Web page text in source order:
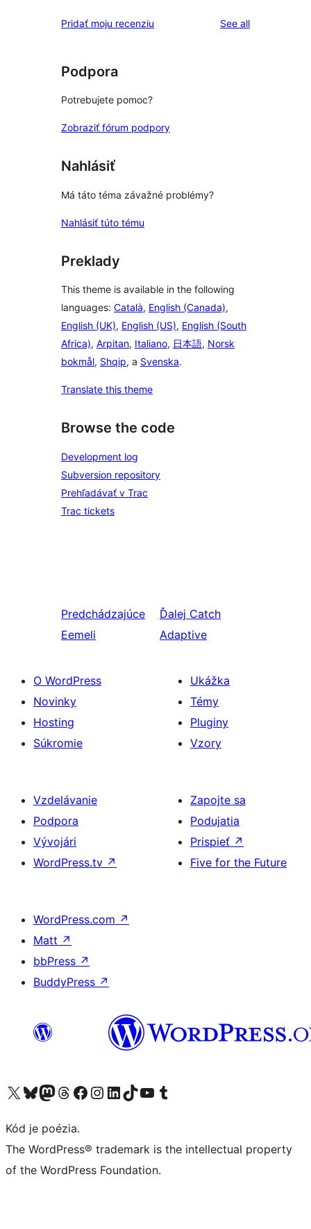
Pridať moju recenziu See allreviews
Podpora
Potrebujete pomoc?
Zobraziť fórum podpory
Nahlásiť
Má táto téma závažné problémy?
Nahlásiť túto tému
Preklady
This theme is available in the following
languages: Català, English (Canada),
English (UK), English (US), English (South
Africa), Arpitan, Italiano, 日本語, Norsk
bokmål, Shqip, a Svenska.
Translate this theme
Browse the code
Development log
Subversion repository
Prehľadávať v Trac
Trac tickets
Predchádzajúce
Eemeli
Ďalej Catch
Adaptive
O WordPress
Novinky
Hosting
Súkromie
Ukážka
Témy
Pluginy
Vzory
Vzdelávanie
Podpora
Vývojári
WordPress.tv ↗
Zapojte sa
Podujatia
Prispieť ↗
Five for the Future
WordPress.com ↗
Matt ↗
bbPress ↗
BuddyPress ↗
Navštívte náš účet na X (predtým Twitter)
Navštívte náš účet na platforme Bluesky
Navštívte náš účet na Mastodone
Navštívte náš účet na platforme Threads
Navštívte našu stránku na Facebooku
Navštívte náš účet Instagram
Navštívte náš účet LinkedIn
Navštívte náš účet na platforme TikTok
Navštívte náš kanál YouTube
Navštívte náš účet na platforme Tumblr
Kód je poézia.
The WordPress® trademark is the intellectual property
of the WordPress Foundation.